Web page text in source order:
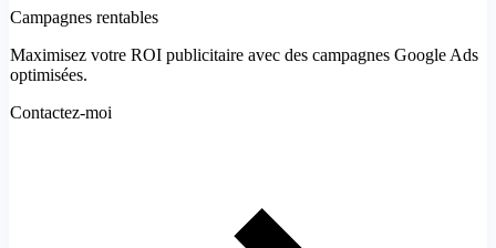
Campagnes rentables
Maximisez votre ROI publicitaire avec des campagnes Google Ads
optimisées.
Contactez-moi